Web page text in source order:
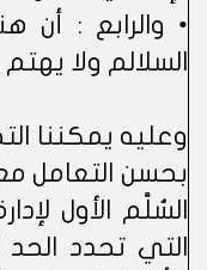
• والرابع : أن
السلالم ولا
وعليه يمكننا
بحسن التعامل
السُلَّم الأول
التي تحدد الحد